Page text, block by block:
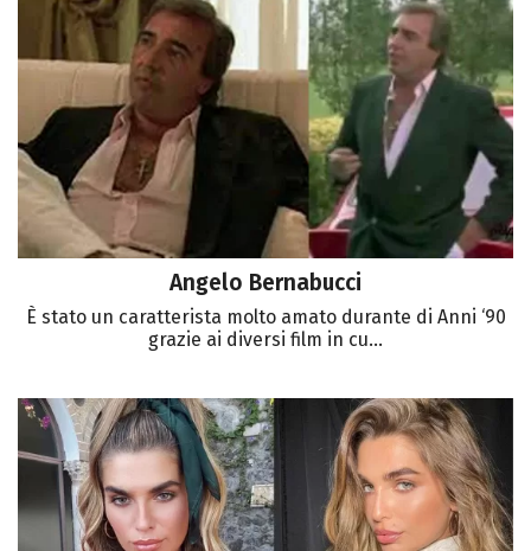
Angelo Bernabucci
È stato un caratterista molto amato durante di Anni ‘90
grazie ai diversi film in cu...